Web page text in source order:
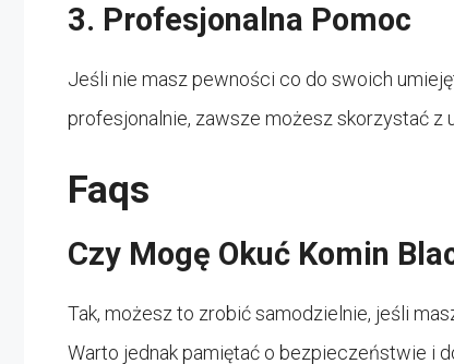
3. Profesjonalna Pomoc
Jeśli nie masz pewności co do swoich
profesjonalnie, zawsze możesz skorzystać z
Faqs
Czy Mogę Okuć Komin
Tak, możesz to zrobić samodzielnie, jeśli
Warto jednak pamiętać o bezpieczeństwie i